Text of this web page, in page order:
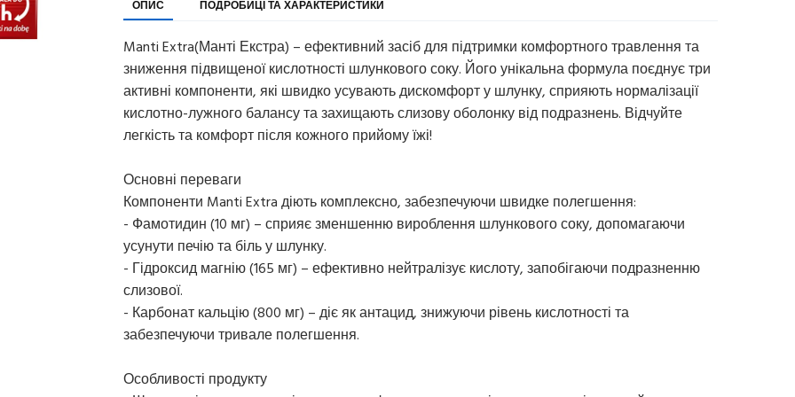
ОПИС ПОДРОБИЦІ ТА ХАРАКТЕРИСТИКИ
Manti Extra(Манті Екстра) – ефективний засіб для підтримки комфортного травлення та
зниження підвищеної кислотності шлункового соку. Його унікальна формула поєднує три
активні компоненти, які швидко усувають дискомфорт у шлунку, сприяють нормалізації
кислотно-лужного балансу та захищають слизову оболонку від подразнень. Відчуйте
легкість та комфорт після кожного прийому їжі!
Основні переваги
Компоненти Manti Extra діють комплексно, забезпечуючи швидке полегшення:
- Фамотидин (10 мг) – сприяє зменшенню вироблення шлункового соку, допомагаючи
усунути печію та біль у шлунку.
- Гідроксид магнію (165 мг) – ефективно нейтралізує кислоту, запобігаючи подразненню
слизової.
- Карбонат кальцію (800 мг) – діє як антацид, знижуючи рівень кислотності та
забезпечуючи тривале полегшення.
Особливості продукту